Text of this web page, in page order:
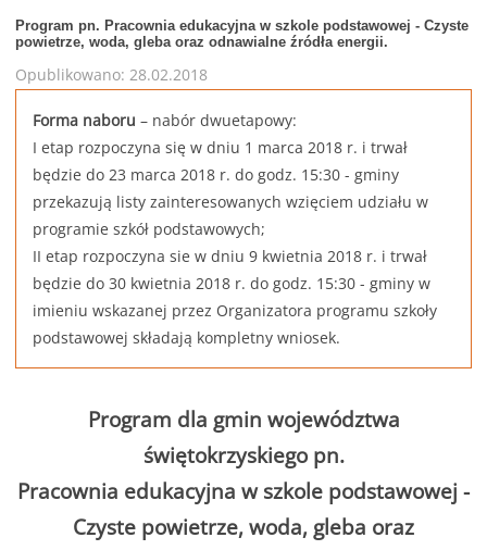
Program pn. Pracownia edukacyjna w szkole podstawowej - Czyste
powietrze, woda, gleba oraz odnawialne źródła energii.
Opublikowano: 28.02.2018
Forma naboru – nabór dwuetapowy:
I etap rozpoczyna się w dniu 1 marca 2018 r. i trwał
będzie do 23 marca 2018 r. do godz. 15:30 - gminy
przekazują listy zainteresowanych wzięciem udziału w
programie szkół podstawowych;
II etap rozpoczyna sie w dniu 9 kwietnia 2018 r. i trwał
będzie do 30 kwietnia 2018 r. do godz. 15:30 - gminy w
imieniu wskazanej przez Organizatora programu szkoły
podstawowej składają kompletny wniosek.
Program dla gmin województwa
świętokrzyskiego pn.
Pracownia edukacyjna w szkole podstawowej -
Czyste powietrze, woda, gleba oraz